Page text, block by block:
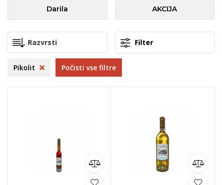
Darila AKCIJA
Filter
Pikolit Počisti vse filtre